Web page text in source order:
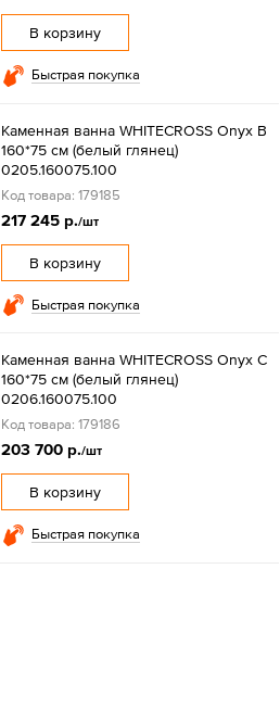
В корзину
Быстрая покупка
Каменная ванна WHITECROSS Onyx B
160*75 см (белый глянец)
0205.160075.100
Код товара: 179185
217 245 р./шт
В корзину
Быстрая покупка
Каменная ванна WHITECROSS Onyx C
160*75 см (белый глянец)
0206.160075.100
Код товара: 179186
203 700 р./шт
В корзину
Быстрая покупка